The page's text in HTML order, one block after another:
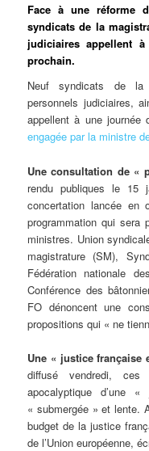
Face à une réforme
syndicats de la
judiciaires appellent
prochain.
Neuf syndicats de la
personnels judiciaires,
appellent à une journée
engagée par la ministre
Une consultation de «
rendu publiques le 15
concertation lancée en
programmation qui sera
ministres. Union
magistrature (SM),
Fédération nationale
Conférence des
FO dénoncent une
propositions qui « ne
Une « justice française
diffusé vendredi, ces
apocalyptique d’une
« submergée » et lente.
budget de la justice
de l’Union européenne,